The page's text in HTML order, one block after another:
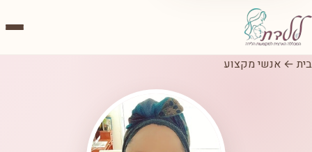
בית ← אנשי מקצוע